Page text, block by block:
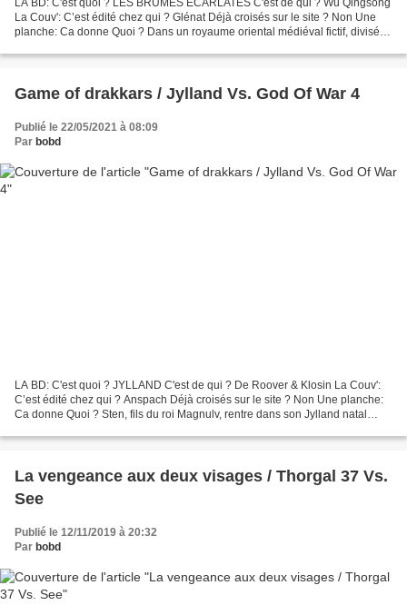
LA BD: C'est quoi ? LES BRUMES ECARLATES C'est de qui ? Wu Qingsong
La Couv': C’est édité chez qui ? Glénat Déjà croisés sur le site ? Non Une
planche: Ca donne Quoi ? Dans un royaume oriental médiéval fictif, divisé
Game of drakkars / Jylland Vs. God Of War 4
Publié le 22/05/2021 à 08:09
Par bobd
LA BD: C'est quoi ? JYLLAND C'est de qui ? De Roover & Klosin La Couv':
C’est édité chez qui ? Anspach Déjà croisés sur le site ? Non Une planche:
Ca donne Quoi ? Sten, fils du roi Magnulv, rentre dans son Jylland natal
La vengeance aux deux visages / Thorgal 37 Vs.
See
Publié le 12/11/2019 à 20:32
Par bobd